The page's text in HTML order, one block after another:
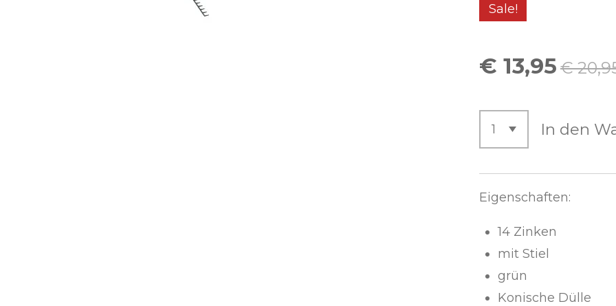
Sale!
€ 13,95 €
In den
Eigenschaften:
14 Zinken
mit Stiel
grün
Konische Dülle